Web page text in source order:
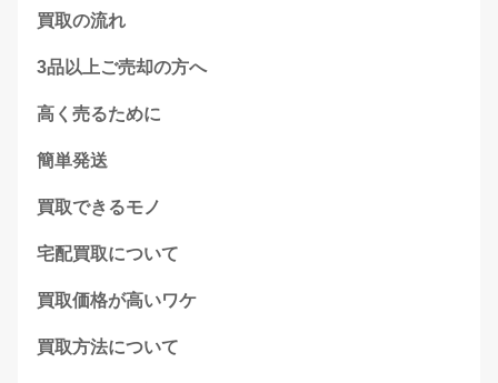
買取の流れ
3品以上ご売却の方へ
高く売るために
簡単発送
買取できるモノ
宅配買取について
買取価格が高いワケ
買取方法について